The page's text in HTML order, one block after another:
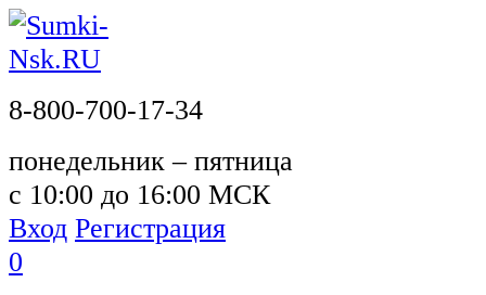
8-800-700-17-34
понедельник – пятница
с 10:00 до 16:00 МСК
Вход Регистрация
0